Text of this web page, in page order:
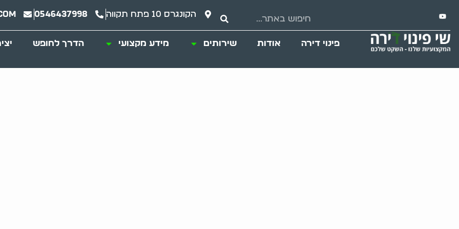
הקונגרס 10 פתח תקווה 0546437998
פינוי דירה אודות שירותים מידע מקצועי הדרך לחופש